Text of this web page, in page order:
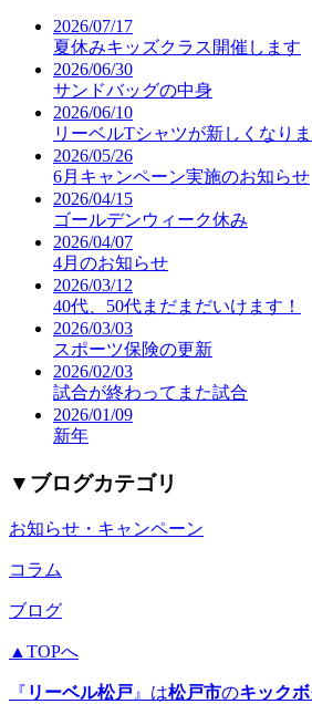
2026/07/17
夏休みキッズクラス開催します
2026/06/30
サンドバッグの中身
2026/06/10
リーベルTシャツが新しくなり
2026/05/26
6月キャンペーン実施のお知らせ
2026/04/15
ゴールデンウィーク休み
2026/04/07
4月のお知らせ
2026/03/12
40代、50代まだまだいけます！
2026/03/03
スポーツ保険の更新
2026/02/03
試合が終わってまた試合
2026/01/09
新年
▼ ブログカテゴリ
お知らせ・キャンペーン
コラム
ブログ
▲TOPへ
『 リーベル松戸』は松戸市のキック